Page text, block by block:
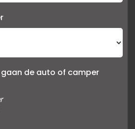
gaan de auto of camper